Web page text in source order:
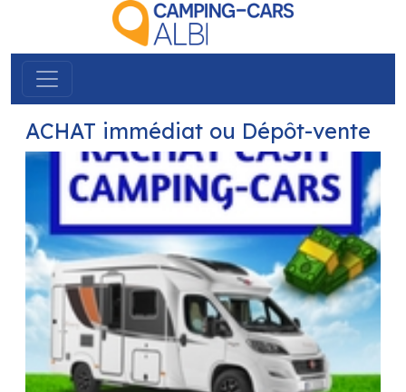
ACHAT immédiat ou Dépôt-vente